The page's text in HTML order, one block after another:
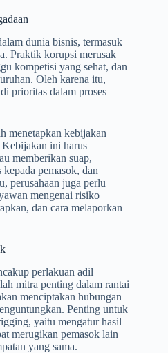
dunia bisnis, termasuk
Praktik korupsi merusak
kompetisi yang sehat, dan
Oleh karena itu,
prioritas dalam proses
menetapkan kebijakan
Kebijakan ini harus
memberikan suap,
pemasok, dan
perusahaan juga perlu
mengenai risiko
dan cara melaporkan
perlakuan adil
mitra penting dalam rantai
menciptakan hubungan
Penting untuk
yaitu mengatur hasil
merugikan pemasok lain
yang sama.